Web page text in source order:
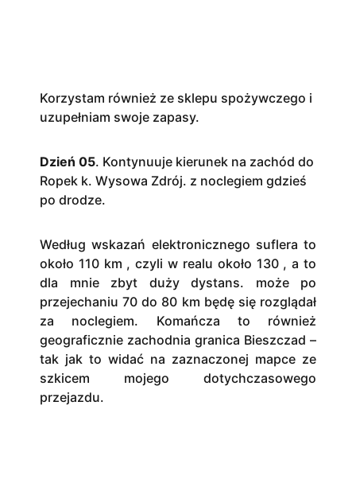
Korzystam również ze sklepu spożywczego i
uzupełniam swoje zapasy.
Dzień 05. Kontynuuje kierunek na zachód do
Ropek k. Wysowa Zdrój. z noclegiem gdzieś
po drodze.
Według wskazań elektronicznego suflera to
około 110 km , czyli w realu około 130 , a to
dla mnie zbyt duży dystans. może po
przejechaniu 70 do 80 km będę się rozglądał
za noclegiem. Komańcza to również
geograficznie zachodnia granica Bieszczad –
tak jak to widać na zaznaczonej mapce ze
szkicem mojego dotychczasowego
przejazdu.